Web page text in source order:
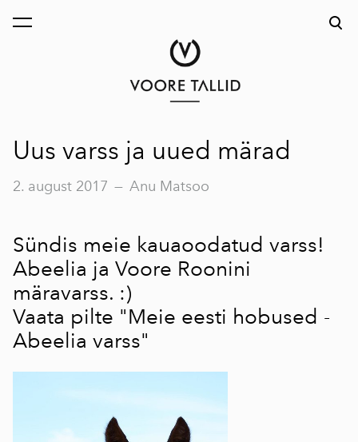
lisati ostukorvi.
Uus varss ja uued märad
2. august 2017 — Anu Matsoo
Sündis meie kauaoodatud varss!
Abeelia ja Voore Roonini
märavarss. :)
Vaata pilte "Meie eesti hobused -
Abeelia varss"